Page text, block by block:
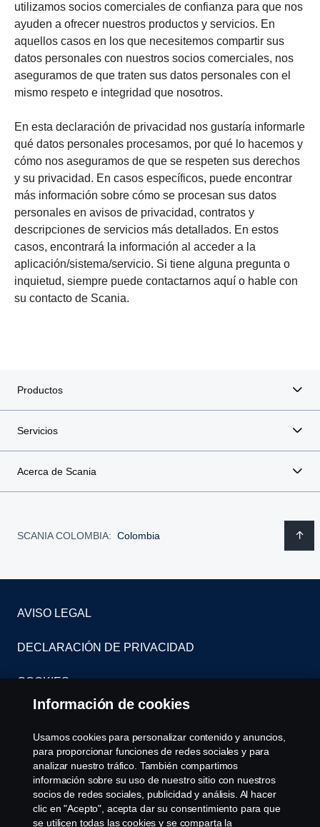
utilizamos socios comerciales de confianza para que nos
ayuden a ofrecer nuestros productos y servicios. En
aquellos casos en los que necesitemos compartir sus
datos personales con nuestros socios comerciales, nos
aseguramos de que traten sus datos personales con el
mismo respeto e integridad que nosotros.
En esta declaración de privacidad nos gustaría informarle
qué datos personales procesamos, por qué lo hacemos y
cómo nos aseguramos de que se respeten sus derechos
y su privacidad. En casos específicos, puede encontrar
más información sobre cómo se procesan sus datos
personales en avisos de privacidad, contratos y
descripciones de servicios más detallados. En estos
casos, encontrará la información al acceder a la
aplicación/sistema/servicio. Si tiene alguna pregunta o
inquietud, siempre puede contactarnos aquí o hable con
su contacto de Scania.
Productos
Servicios
Acerca de Scania
SCANIA COLOMBIA: Colombia
AVISO LEGAL
DECLARACIÓN DE PRIVACIDAD
COOKIES
SISTEMA DE DENUNCIAS
CONFIGURACIÓN DE COOKIES
Información de cookies
Usamos cookies para personalizar contenido y anuncios,
para proporcionar funciones de redes sociales y para
analizar nuestro tráfico. También compartimos
información sobre su uso de nuestro sitio con nuestros
socios de redes sociales, publicidad y análisis. Al hacer
clic en "Acepto", acepta dar su consentimiento para que
se utilicen todas las cookies y se comparta la